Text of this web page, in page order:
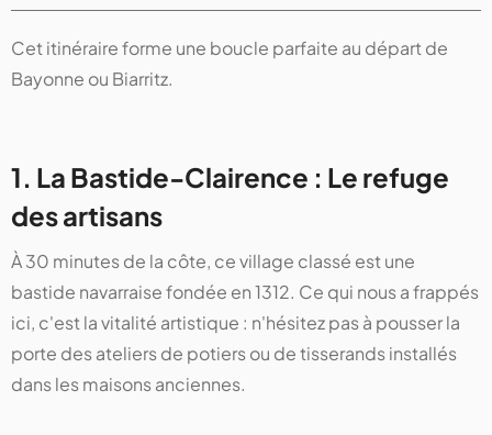
Cet itinéraire forme une boucle parfaite au départ de
Bayonne ou Biarritz.
1. La Bastide-Clairence : Le refuge
des artisans
À 30 minutes de la côte, ce village classé est une
bastide navarraise fondée en 1312. Ce qui nous a frappés
ici, c'est la vitalité artistique : n'hésitez pas à pousser la
porte des ateliers de potiers ou de tisserands installés
dans les maisons anciennes.